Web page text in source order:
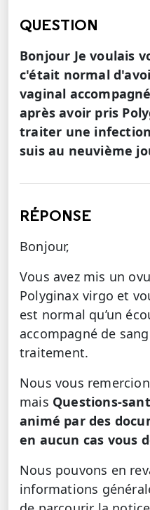
QUESTION
Bonjour Je voulais
c'était normal
vaginal
après avoir pris
traiter une
suis au neuvième
RÉPONSE
Bonjour,
Vous avez mis un
Polyginax virgo et
est normal qu’un
accompagné de
traitement.
Nous vous
mais Questions-
animé par des
en aucun cas vous
Nous pouvons en
informations